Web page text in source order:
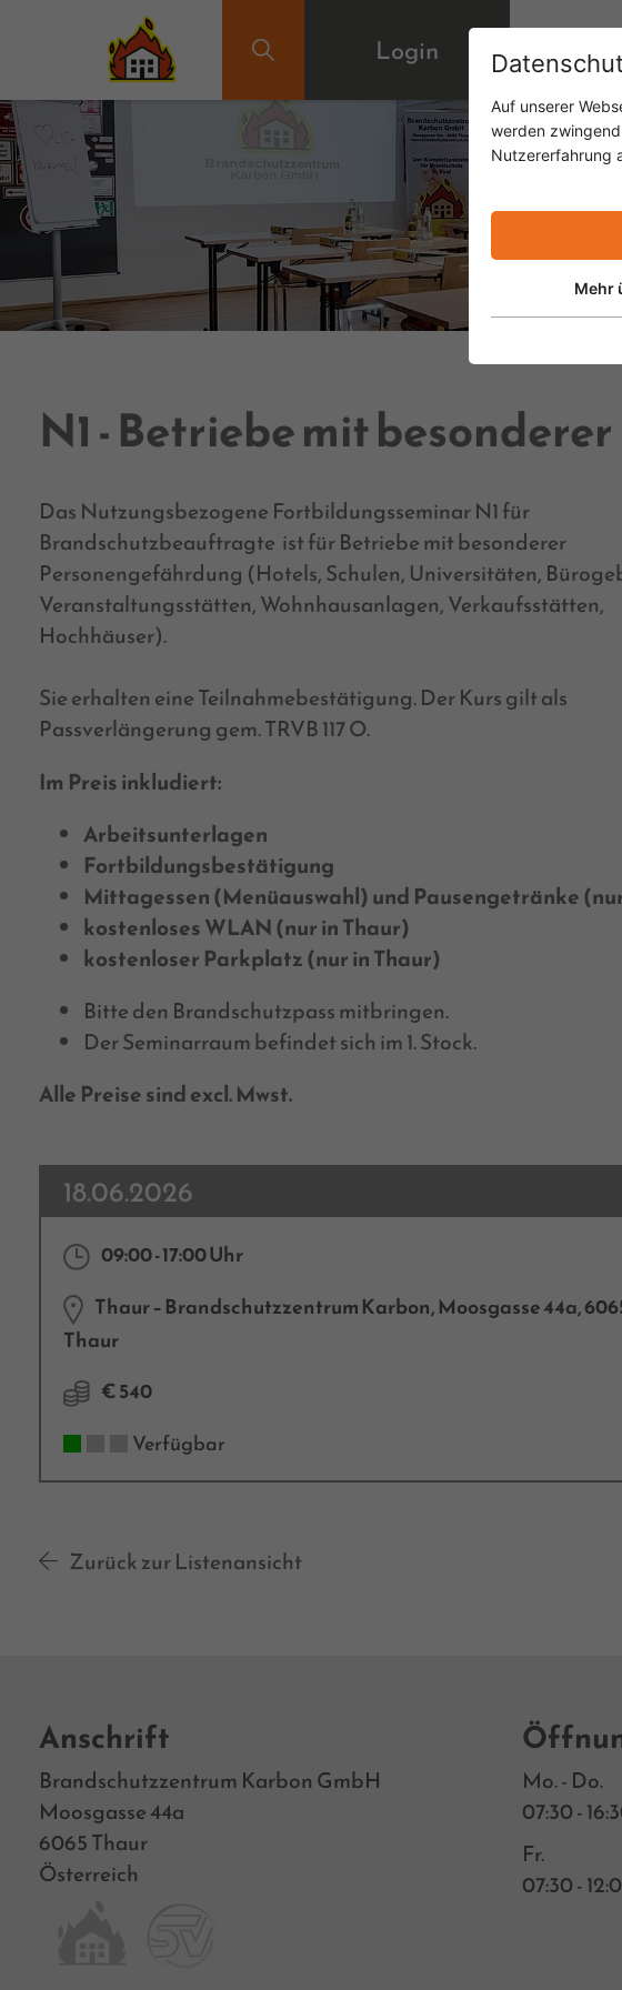
Login
N1 - Betriebe mit
Das Nutzungsbezogene Fortbildungsseminar N1 für
Brandschutzbeauftragte ist für Betriebe mit besonderer
Personengefährdung (Hotels, Schulen, Universitäten,
Veranstaltungsstätten, Wohnhausanlagen, Verkaufsstätten,
Hochhäuser).
Sie erhalten eine Teilnahmebestätigung. Der Kurs gilt als
Passverlängerung gem. TRVB 117 O.
Im Preis inkludiert:
Arbeitsunterlagen
Fortbildungsbestätigung
Mittagessen (Menüauswahl) und Pausengetränke
kostenloses WLAN (nur in Thaur)
kostenloser Parkplatz (nur in Thaur)
Bitte den Brandschutzpass mitbringen.
Der Seminarraum befindet sich im 1. Stock.
Alle Preise sind excl. Mwst.
18.06.2026
09:00 - 17:00 Uhr
Thaur – Brandschutzzentrum Karbon, Moosgasse 44a,
Thaur
€ 540
Verfügbar
Zurück zur Listenansicht
Anschrift
Brandschutzzentrum Karbon GmbH
Moosgasse 44a
6065 Thaur
Österreich
Mo. - Do.
07:30 -
Fr.
07:30 -
Auf unserer
werden
Nutzererfahrung
Mehr